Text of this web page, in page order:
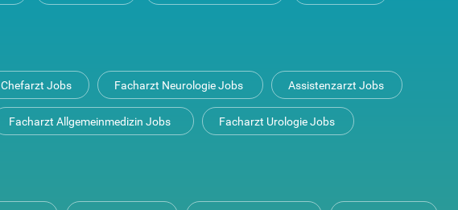
Chefarzt Jobs Facharzt Neurologie Jobs Assistenzarzt Jobs
Facharzt Allgemeinmedizin Jobs Facharzt Urologie Jobs